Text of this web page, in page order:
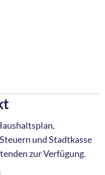
und Stadtkasse
zur Verfügung.